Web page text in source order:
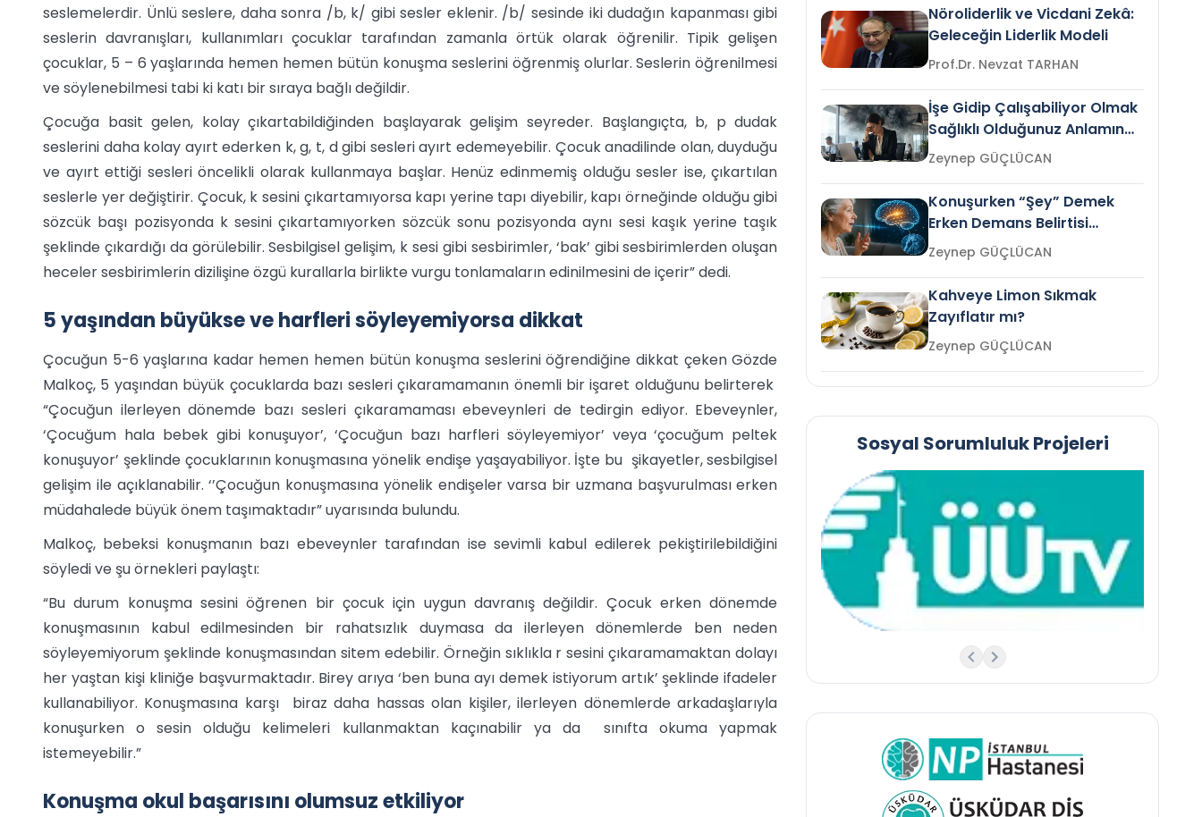
seslemelerdir. Ünlü seslere, daha sonra /b, k/ gibi sesler eklenir. /b/ sesinde iki dudağın kapanması gibi
seslerin davranışları, kullanımları çocuklar tarafından zamanla örtük olarak öğrenilir. Tipik gelişen
çocuklar, 5 – 6 yaşlarında hemen hemen bütün konuşma seslerini öğrenmiş olurlar. Seslerin öğrenilmesi
ve söylenebilmesi tabi ki katı bir sıraya bağlı değildir.
Çocuğa basit gelen, kolay çıkartabildiğinden başlayarak gelişim seyreder. Başlangıçta, b, p dudak
seslerini daha kolay ayırt ederken k, g, t, d gibi sesleri ayırt edemeyebilir. Çocuk anadilinde olan, duyduğu
ve ayırt ettiği sesleri öncelikli olarak kullanmaya başlar. Henüz edinmemiş olduğu sesler ise, çıkartılan
seslerle yer değiştirir. Çocuk, k sesini çıkartamıyorsa kapı yerine tapı diyebilir, kapı örneğinde olduğu gibi
sözcük başı pozisyonda k sesini çıkartamıyorken sözcük sonu pozisyonda aynı sesi kaşık yerine taşık
şeklinde çıkardığı da görülebilir. Sesbilgisel gelişim, k sesi gibi sesbirimler, ‘bak’ gibi sesbirimlerden oluşan
heceler sesbirimlerin dizilişine özgü kurallarla birlikte vurgu tonlamaların edinilmesini de içerir” dedi.
5 yaşından büyükse ve harfleri söyleyemiyorsa dikkat
Çocuğun 5-6 yaşlarına kadar hemen hemen bütün konuşma seslerini öğrendiğine dikkat çeken Gözde
Malkoç, 5 yaşından büyük çocuklarda bazı sesleri çıkaramamanın önemli bir işaret olduğunu belirterek
“Çocuğun ilerleyen dönemde bazı sesleri çıkaramaması ebeveynleri de tedirgin ediyor. Ebeveynler,
‘Çocuğum hala bebek gibi konuşuyor’, ‘Çocuğun bazı harfleri söyleyemiyor’ veya ‘çocuğum peltek
konuşuyor’ şeklinde çocuklarının konuşmasına yönelik endişe yaşayabiliyor. İşte bu şikayetler, sesbilgisel
gelişim ile açıklanabilir. ‘’Çocuğun konuşmasına yönelik endişeler varsa bir uzmana başvurulması erken
müdahalede büyük önem taşımaktadır” uyarısında bulundu.
Malkoç, bebeksi konuşmanın bazı ebeveynler tarafından ise sevimli kabul edilerek pekiştirilebildiğini
söyledi ve şu örnekleri paylaştı:
“Bu durum konuşma sesini öğrenen bir çocuk için uygun davranış değildir. Çocuk erken dönemde
konuşmasının kabul edilmesinden bir rahatsızlık duymasa da ilerleyen dönemlerde ben neden
söyleyemiyorum şeklinde konuşmasından sitem edebilir. Örneğin sıklıkla r sesini çıkaramamaktan dolayı
her yaştan kişi kliniğe başvurmaktadır. Birey arıya ‘ben buna ayı demek istiyorum artık’ şeklinde ifadeler
kullanabiliyor. Konuşmasına karşı biraz daha hassas olan kişiler, ilerleyen dönemlerde arkadaşlarıyla
konuşurken o sesin olduğu kelimeleri kullanmaktan kaçınabilir ya da sınıfta okuma yapmak
istemeyebilir.”
Konuşma okul başarısını olumsuz etkiliyor
Nöroliderlik ve Vicdani Zekâ:
Geleceğin Liderlik Modeli
Prof.Dr. Nevzat TARHAN
İşe Gidip Çalışabiliyor Olmak
Sağlıklı Olduğunuz Anlamına
Gelir mi?Zeynep GÜÇLÜCAN
Konuşurken “Şey” Demek
Erken Demans Belirtisi
Olabilir mi?Zeynep GÜÇLÜCAN
Kahveye Limon Sıkmak
Zayıflatır mı?
Zeynep GÜÇLÜCAN
Sosyal Sorumluluk Projeleri